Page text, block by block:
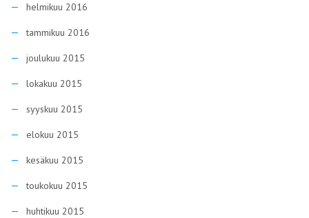
helmikuu 2016
tammikuu 2016
joulukuu 2015
lokakuu 2015
syyskuu 2015
elokuu 2015
kesäkuu 2015
toukokuu 2015
huhtikuu 2015